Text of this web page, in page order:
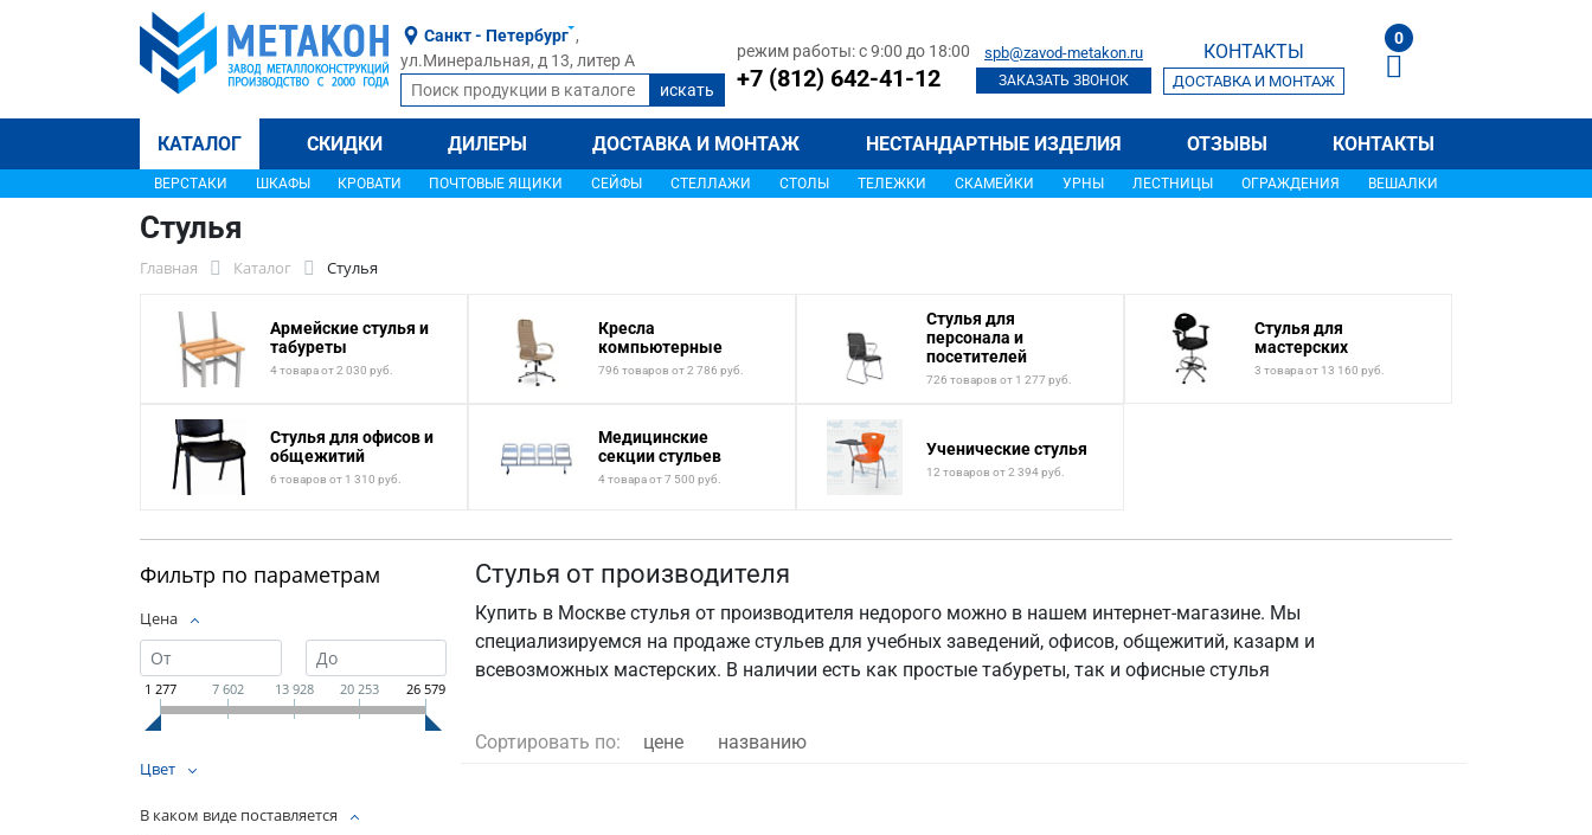
Санкт - Петербург ,
ул.Минеральная, д 13, литер А
режим работы: с 9:00 до 18:00
+7 (812) 642-41-12
spb@zavod-metakon.ru
ЗАКАЗАТЬ ЗВОНОК
КОНТАКТЫ
ДОСТАВКА И МОНТАЖ
0
КАТАЛОГ СКИДКИ ДИЛЕРЫ ДОСТАВКА И МОНТАЖ НЕСТАНДАРТНЫЕ ИЗДЕЛИЯ ОТЗЫВЫ КОНТАКТЫ
ВЕРСТАКИ ШКАФЫ КРОВАТИ ПОЧТОВЫЕ ЯЩИКИ СЕЙФЫ СТЕЛЛАЖИ СТОЛЫ ТЕЛЕЖКИ СКАМЕЙКИ УРНЫ ЛЕСТНИЦЫ ОГРАЖДЕНИЯ ВЕШАЛКИ
Стулья
Главная Каталог Стулья
Армейские стулья и
табуреты
4 товара от 2 030 руб.
Кресла
компьютерные
796 товаров от 2 786 руб.
Стулья для
персонала и
посетителей
726 товаров от 1 277 руб.
Стулья для
мастерских
3 товара от 13 160 руб.
Стулья для офисов и
общежитий
6 товаров от 1 310 руб.
Медицинские
секции стульев
4 товара от 7 500 руб.
Ученические стулья
12 товаров от 2 394 руб.
Фильтр по параметрам
Цена
1 277 7 602 13 928 20 253 26 579
Цвет
В каком виде поставляется
Стулья от производителя
Купить в Москве стулья от производителя недорого можно в нашем интернет-магазине. Мы
специализируемся на продаже стульев для учебных заведений, офисов, общежитий, казарм и
всевозможных мастерских. В наличии есть как простые табуреты, так и офисные стулья
Сортировать по: цене названию